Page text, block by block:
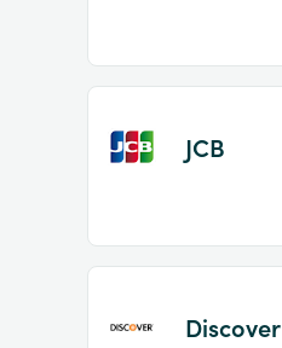
JCB
Discover